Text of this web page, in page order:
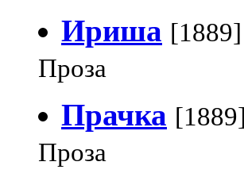
Ириша [1889]
Проза
Прачка [1889]
Проза